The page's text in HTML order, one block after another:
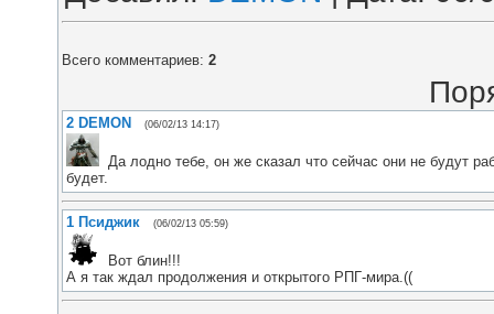
Всего комментариев: 2
2 DEMON (06/02/13 14:17)
Да лодно тебе, он же сказал что сейчас они не будут
будет.
1 Псиджик (06/02/13 05:59)
Вот блин!!!
А я так ждал продолжения и открытого РПГ-мира.((